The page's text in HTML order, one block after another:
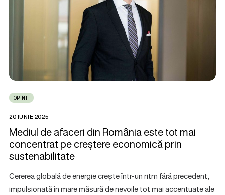
OPINII
20 IUNIE 2025
Mediul de afaceri din România este tot mai
concentrat pe creștere economică prin
sustenabilitate
Cererea globală de energie crește într-un ritm fără precedent,
impulsionată în mare măsură de nevoile tot mai accentuate ale